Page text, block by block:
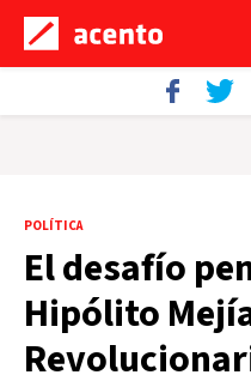
POLÍTICA
El desafío
Hipólito